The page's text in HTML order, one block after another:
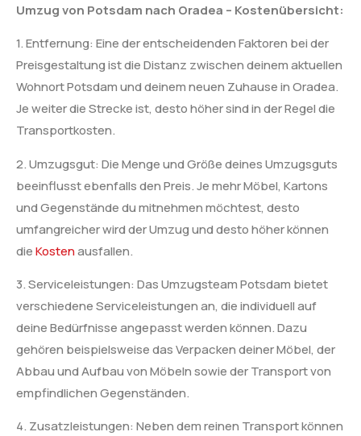
Umzug von Potsdam nach Oradea – Kostenübersicht:
1. Entfernung: Eine der entscheidenden Faktoren bei der
Preisgestaltung ist die Distanz zwischen deinem aktuellen
Wohnort Potsdam und deinem neuen Zuhause in Oradea.
Je weiter die Strecke ist, desto höher sind in der Regel die
Transportkosten.
2. Umzugsgut: Die Menge und Größe deines Umzugsguts
beeinflusst ebenfalls den Preis. Je mehr Möbel, Kartons
und Gegenstände du mitnehmen möchtest, desto
umfangreicher wird der Umzug und desto höher können
dieKostenausfallen.
3. Serviceleistungen: Das Umzugsteam Potsdam bietet
verschiedene Serviceleistungen an, die individuell auf
deine Bedürfnisse angepasst werden können. Dazu
gehören beispielsweise das Verpacken deiner Möbel, der
Abbau und Aufbau von Möbeln sowie der Transport von
empfindlichen Gegenständen.
4. Zusatzleistungen: Neben dem reinen Transport können